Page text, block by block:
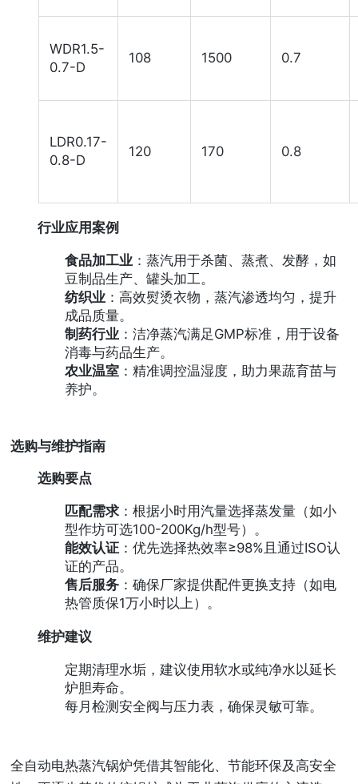
WDR1.5-
0.7-D
108 1500 0.7
LDR0.17-
0.8-D
120 170 0.8
行业应用案例
食品加工业：蒸汽用于杀菌、蒸煮、发酵，如
豆制品生产、罐头加工。
纺织业：高效熨烫衣物，蒸汽渗透均匀，提升
成品质量。
制药行业：洁净蒸汽满足GMP标准，用于设备
消毒与药品生产。
农业温室：精准调控温湿度，助力果蔬育苗与
养护。
选购与维护指南
选购要点
匹配需求：根据小时用汽量选择蒸发量（如小
型作坊可选100-200Kg/h型号）。
能效认证：优先选择热效率≥98%且通过ISO认
证的产品。
售后服务：确保厂家提供配件更换支持（如电
热管质保1万小时以上）。
维护建议
定期清理水垢，建议使用软水或纯净水以延长
炉胆寿命。
每月检测安全阀与压力表，确保灵敏可靠。
全自动电热蒸汽锅炉凭借其智能化、节能环保及高安全